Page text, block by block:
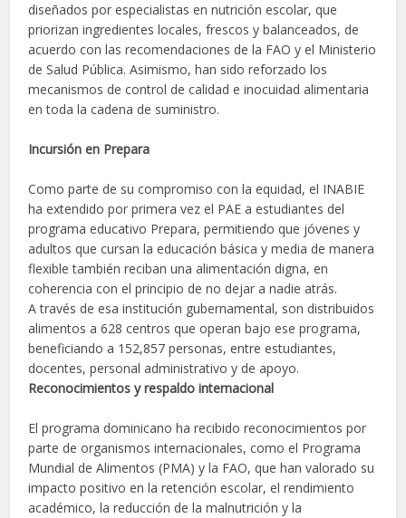
diseñados por especialistas en nutrición escolar, que
priorizan ingredientes locales, frescos y balanceados, de
acuerdo con las recomendaciones de la FAO y el Ministerio
de Salud Pública. Asimismo, han sido reforzado los
mecanismos de control de calidad e inocuidad alimentaria
en toda la cadena de suministro.
Incursión en Prepara
Como parte de su compromiso con la equidad, el INABIE
ha extendido por primera vez el PAE a estudiantes del
programa educativo Prepara, permitiendo que jóvenes y
adultos que cursan la educación básica y media de manera
flexible también reciban una alimentación digna, en
coherencia con el principio de no dejar a nadie atrás.
A través de esa institución gubernamental, son distribuidos
alimentos a 628 centros que operan bajo ese programa,
beneficiando a 152,857 personas, entre estudiantes,
docentes, personal administrativo y de apoyo.
Reconocimientos y respaldo internacional
El programa dominicano ha recibido reconocimientos por
parte de organismos internacionales, como el Programa
Mundial de Alimentos (PMA) y la FAO, que han valorado su
impacto positivo en la retención escolar, el rendimiento
académico, la reducción de la malnutrición y la